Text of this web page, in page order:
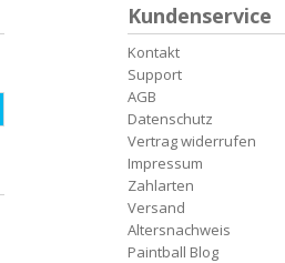
Kundenservice
Kontakt
Support
AGB
Datenschutz
Vertrag widerrufen
Impressum
Zahlarten
Versand
Altersnachweis
Paintball Blog